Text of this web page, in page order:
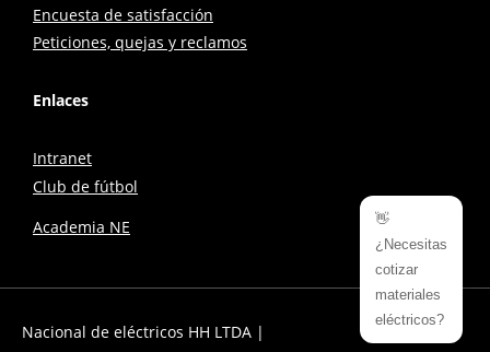
Encuesta de satisfacción
Peticiones, quejas y reclamos
Enlaces
Intranet
Club de fútbol
Academia NE
👋
¿Necesitas
cotizar
materiales
eléctricos?
Nacional de eléctricos HH LTDA |